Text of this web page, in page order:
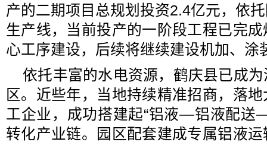
产的二期项目总规划投资2.4亿元，依
生产线，当前投产的一阶段工程已完
心工序建设，后续将继续建设机加、涂
依托丰富的水电资源，鹤庆县已成
区。近些年，当地持续精准招商，落
工企业，成功搭建起“铝液—铝液配送
转化产业链。园区配套建成专属铝液